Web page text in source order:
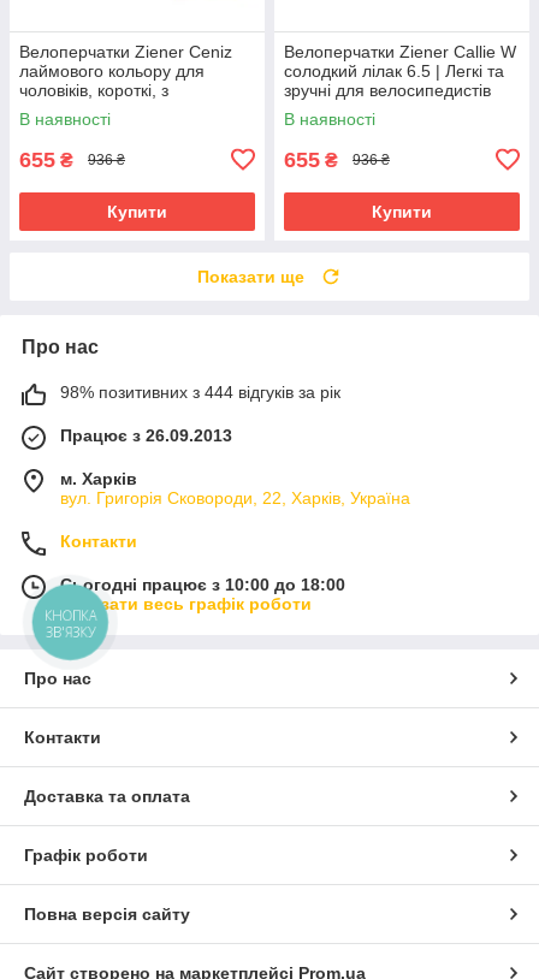
Велоперчатки Ziener Ceniz
лаймового кольору для
чоловіків, короткі, з
амортизуючими вставками та
гелевими подушечками
В наявності
655 ₴ 936 ₴
Купити
Велоперчатки Ziener Callie W
солодкий лілак 6.5 | Легкі та
зручні для велосипедистів
В наявності
655 ₴ 936 ₴
Купити
Показати ще
Про нас
98% позитивних з 444 відгуків за рік
Працює з 26.09.2013
м. Харків
вул. Григорія Сковороди, 22, Харків, Україна
Контакти
Сьогодні працює з 10:00 до 18:00
Показати весь графік роботи
Про нас
Контакти
Доставка та оплата
Графік роботи
Повна версія сайту
Сайт створено на маркетплейсі Prom.ua
КНОПКА
ЗВ'ЯЗКУ